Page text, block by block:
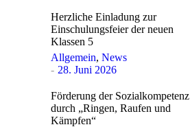
Herzliche Einladung zur
Einschulungsfeier der neuen
Klassen 5
Allgemein, News
28. Juni 2026
Förderung der Sozialkompetenz
durch „Ringen, Raufen und
Kämpfen“